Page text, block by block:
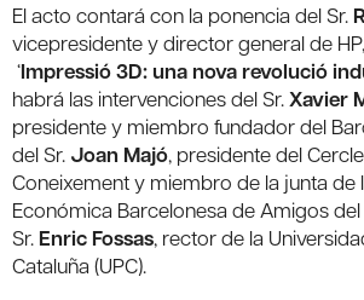
El acto contará con la ponencia del Sr.
vicepresidente y director general de
‘Impressió 3D: una nova revolució
habrá las intervenciones del Sr.Xavier
presidente y miembro fundador del
del Sr. Joan Majó, presidente del
Coneixement y miembro de la junta de
Económica Barcelonesa de Amigos del
Sr. Enric Fossas, rector de la
Cataluña (UPC).